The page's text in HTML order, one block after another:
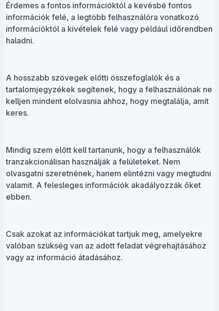
Érdemes a fontos információktól a kevésbé fontos
információk felé, a legtöbb felhasználóra vonatkozó
információktól a kivételek felé vagy például időrendben
haladni.
A hosszabb szövegek előtti összefoglalók és a
tartalomjegyzékek segítenek, hogy a felhasználónak ne
kelljen mindent elolvasnia ahhoz, hogy megtalálja, amit
keres.
Mindig szem előtt kell tartanunk, hogy a felhasználók
tranzakcionálisan használják a felületeket. Nem
olvasgatni szeretnének, hanem elintézni vagy megtudni
valamit. A felesleges információk akadályozzák őket
ebben.
Csak azokat az információkat tartjuk meg, amelyekre
valóban szükség van az adott feladat végrehajtásához
vagy az információ átadásához.